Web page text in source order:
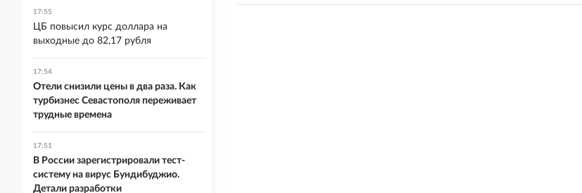
17:55
ЦБ повысил курс доллара на
выходные до 82,17 рубля
17:54
Отели снизили цены в два раза. Как
турбизнес Севастополя переживает
трудные времена
17:51
В России зарегистрировали тест-
систему на вирус Бундибуджио.
Детали разработки